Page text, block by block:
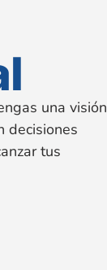
una visión
decisiones
tus